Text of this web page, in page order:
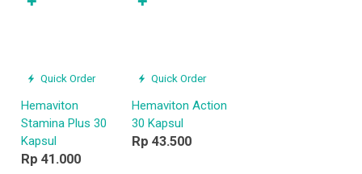
Quick Order
Hemaviton
Stamina Plus 30
Kapsul
Rp 41.000
Quick Order
Hemaviton Action
30 Kapsul
Rp 43.500